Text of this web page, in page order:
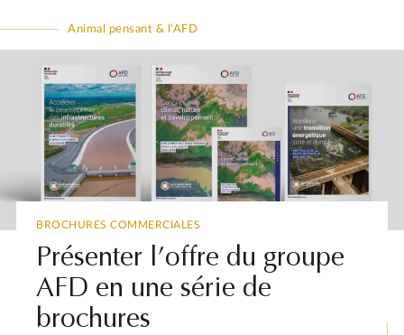
Animal pensant & l’AFD
BROCHURES COMMERCIALES
Présenter l’offre du groupe
AFD en une série de
brochures